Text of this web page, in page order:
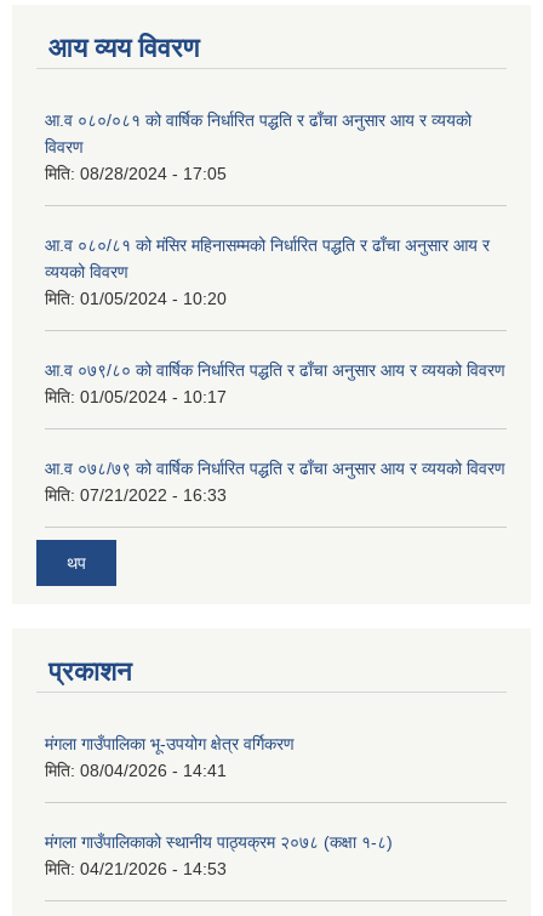
आय व्यय विवरण
आ.व ०८०/०८१ को वार्षिक निर्धारित पद्धति र ढाँचा अनुसार आय र व्ययको
विवरण
मिति: 08/28/2024 - 17:05
आ.व ०८०/८१ को मंसिर महिनासम्मको निर्धारित पद्धति र ढाँचा अनुसार आय र
व्ययको विवरण
मिति: 01/05/2024 - 10:20
आ.व ०७९/८० को वार्षिक निर्धारित पद्धति र ढाँचा अनुसार आय र व्ययको विवरण
मिति: 01/05/2024 - 10:17
आ.व ०७८/७९ को वार्षिक निर्धारित पद्धति र ढाँचा अनुसार आय र व्ययको विवरण
मिति: 07/21/2022 - 16:33
थप
प्रकाशन
मंगला गाउँपालिका भू-उपयोग क्षेत्र वर्गिकरण
मिति: 08/04/2026 - 14:41
मंगला गाउँपालिकाको स्थानीय पाठ्यक्रम २०७८ (कक्षा १-८)
मिति: 04/21/2026 - 14:53